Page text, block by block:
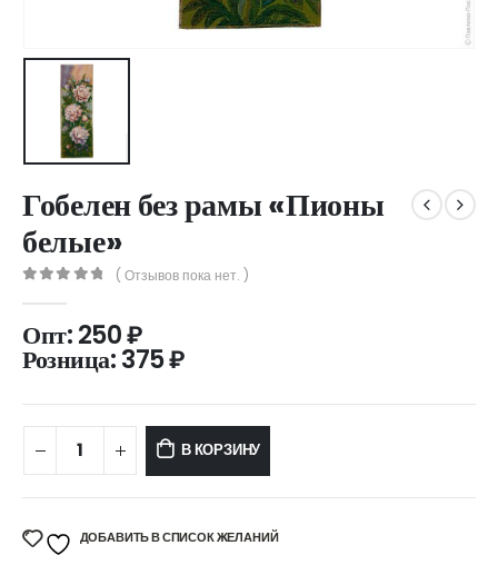
Гобелен без рамы «Пионы
белые»
( Отзывов пока нет. )
Опт:250₽
Розница:375₽
В КОРЗИНУ
ДОБАВИТЬ В СПИСОК ЖЕЛАНИЙ